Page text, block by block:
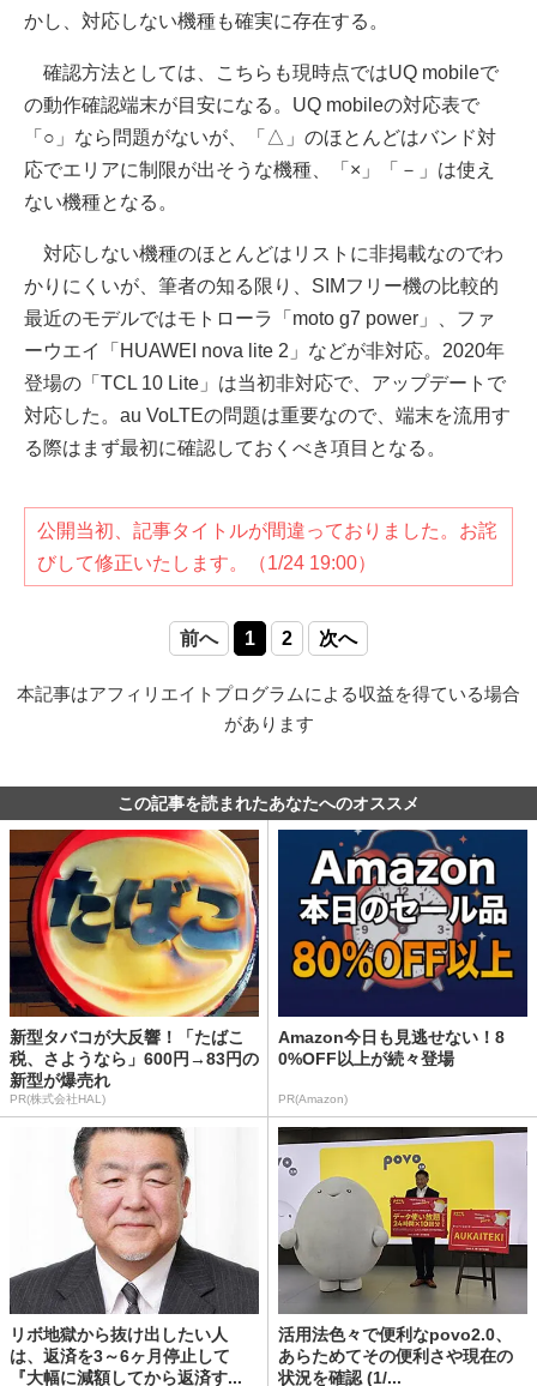
かし、対応しない機種も確実に存在する。
確認方法としては、こちらも現時点ではUQ mobileで
の動作確認端末が目安になる。UQ mobileの対応表で
「○」なら問題がないが、「△」のほとんどはバンド対
応でエリアに制限が出そうな機種、「×」「－」は使え
ない機種となる。
対応しない機種のほとんどはリストに非掲載なのでわ
かりにくいが、筆者の知る限り、SIMフリー機の比較的
最近のモデルではモトローラ「moto g7 power」、ファ
ーウエイ「HUAWEI nova lite 2」などが非対応。2020年
登場の「TCL 10 Lite」は当初非対応で、アップデートで
対応した。au VoLTEの問題は重要なので、端末を流用す
る際はまず最初に確認しておくべき項目となる。
公開当初、記事タイトルが間違っておりました。お詫
びして修正いたします。（1/24 19:00）
前へ 1 2 次へ
本記事はアフィリエイトプログラムによる収益を得ている場合
があります
この記事を読まれたあなたへのオススメ
新型タバコが大反響！「たばこ
税、さようなら」600円→83円の
新型が爆売れ
PR(株式会社HAL)
Amazon今日も見逃せない！8
0%OFF以上が続々登場
PR(Amazon)
リボ地獄から抜け出したい人
は、返済を3～6ヶ月停止して
『大幅に減額してから返済す...
活用法色々で便利なpovo2.0、
あらためてその便利さや現在の
状況を確認 (1/...